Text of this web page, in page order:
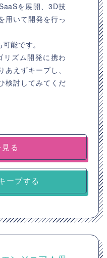
を展開、3D技
用いて開発を行っ
能です。
ズム開発に携わ
えずキープし、
検討してみてくだ
る
ープする